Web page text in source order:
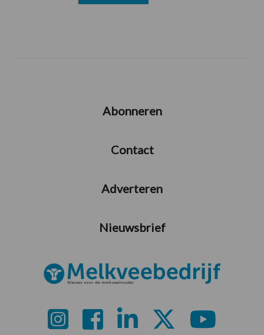
Abonneren
Contact
Adverteren
Nieuwsbrief